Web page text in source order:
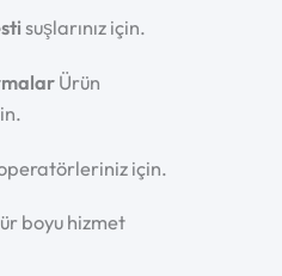
suşlarınız için.
Ürün
için.
boyu hizmet